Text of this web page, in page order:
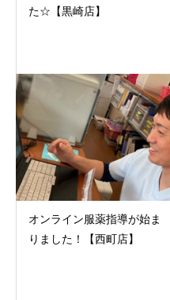
た☆【黒崎店】
オンライン服薬指導が始ま
りました！【西町店】